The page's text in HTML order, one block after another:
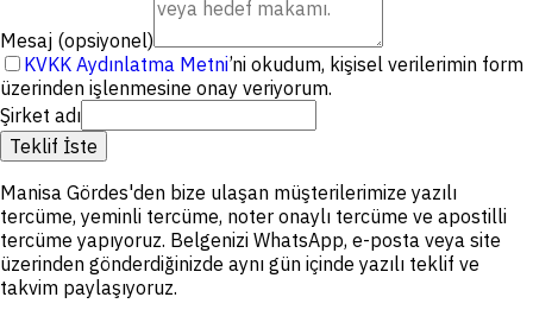
Mesaj (opsiyonel)
KVKK Aydınlatma Metni’ni okudum, kişisel verilerimin form
üzerinden işlenmesine onay veriyorum.
Şirket adı
Teklif İste
Manisa Gördes'den bize ulaşan müşterilerimize yazılı
tercüme, yeminli tercüme, noter onaylı tercüme ve apostilli
tercüme yapıyoruz. Belgenizi WhatsApp, e-posta veya site
üzerinden gönderdiğinizde aynı gün içinde yazılı teklif ve
takvim paylaşıyoruz.